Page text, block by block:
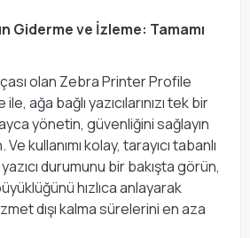
Giderme ve İzleme: Tamamı
olan Zebra Printer Profile
ağa bağlı yazıcılarınızı tek bir
yönetin, güvenliğini sağlayın
Ve kullanımı kolay, tarayıcı tabanlı
durumunu bir bakışta görün,
hızlıca anlayarak
dışı kalma sürelerini en aza